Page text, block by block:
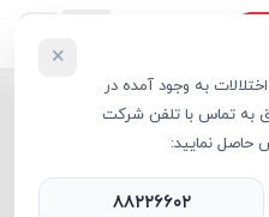
به وجود آمده در
به تماس با تلفن شرکت
حاصل نمایید:
×
۸۸۲۲۶۶۰۲